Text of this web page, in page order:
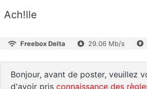
Ach!lle
Freebox Delta 29.06 Mb/s
Bonjour, avant de poster, veuillez
d'avoir pris connaissance des